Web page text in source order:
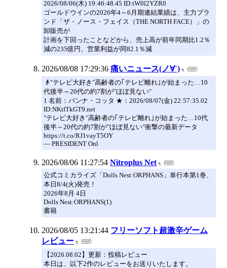
2026/08/06(木) 19:46:48.45 ID:tW0l2YZR0
ゴールドウインの2026年4～6月期連結業績は、主力ブラ
ンド「ザ・ノース・フェイス（THE NORTH FACE）」の
卸販売が
計画を下回ったことなどから、売上高が前年同期比1.2％
減の235億円、営業利益が同82.1％減
2026/08/08 17:29:36 痛いニュース(ノ∀`)
👴"テレビ大好き"高齢者の｢テレビ離れ｣が始まった…10
代後半～20代の約7割が"ほぼ見ない"
1 名前：パンナ・コッタ ★：2026/08/07(金) 22:57:35.02
ID:NKtfTkGT9.net
"テレビ大好き"高齢者の｢テレビ離れ｣が始まった…10代
後半～20代の約7割が"ほぼ見ない"衝撃の最新データ
https://t.co/RJ1vayT5OY
— PRESIDENT Onl
2026/08/06 11:27:54 Nitroplus Net
公式コミカライズ「Dolls Nest:ORPHANS」単行本第1巻、
本日8/4(火)発売！
2026年8月 4日
Dolls Nest:ORPHANS(1)
書籍
2026/08/05 13:21:44 フリーソフト超激辛ゲーム
レビュー
【2026.08.02】更新：投稿レビュー
本日は、以下2作のレビューをお送りいたします。